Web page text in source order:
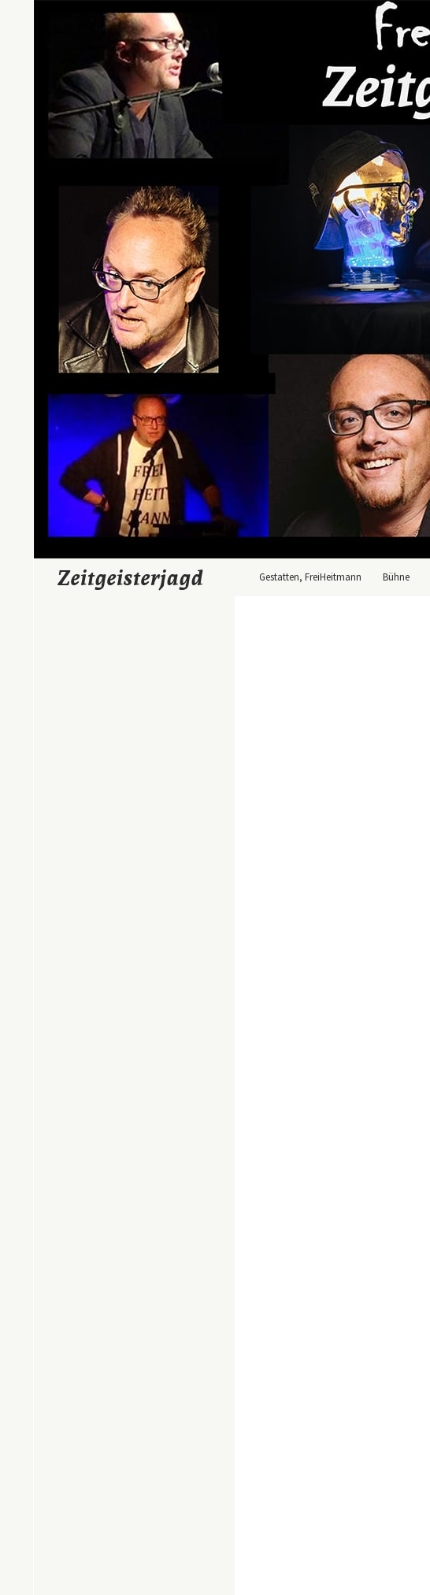
Zeitgeisterjagd
Suchen
Gestatten, FreiHeitmann
Bühne